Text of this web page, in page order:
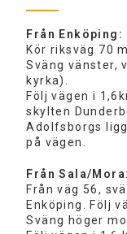
Från Enköping:
Kör riksväg 70
Sväng vänster,
kyrka).
Följ vägen i
skylten
Adolfsborgs
på vägen.
Från Sala/Mora:
Från väg 56,
Enköping. Följ
Sväng höger